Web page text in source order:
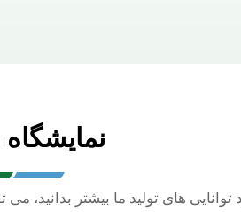
نمایشگاه
های تولید ما بیشتر بدانید،